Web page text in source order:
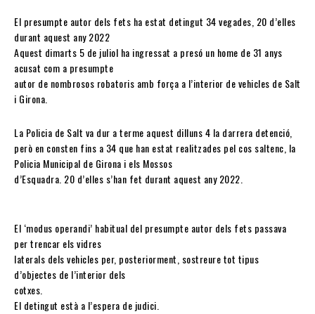
El presumpte autor dels fets ha estat detingut 34 vegades, 20 d’elles
durant aquest any 2022
Aquest dimarts 5 de juliol ha ingressat a presó un home de 31 anys
acusat com a presumpte
autor de nombrosos robatoris amb força a l’interior de vehicles de Salt
i Girona.
La Policia de Salt va dur a terme aquest dilluns 4 la darrera detenció,
però en consten fins a 34 que han estat realitzades pel cos saltenc, la
Policia Municipal de Girona i els Mossos
d’Esquadra. 20 d’elles s’han fet durant aquest any 2022.
El ‘modus operandi’ habitual del presumpte autor dels fets passava
per trencar els vidres
laterals dels vehicles per, posteriorment, sostreure tot tipus
d’objectes de l’interior dels
cotxes.
El detingut està a l’espera de judici.